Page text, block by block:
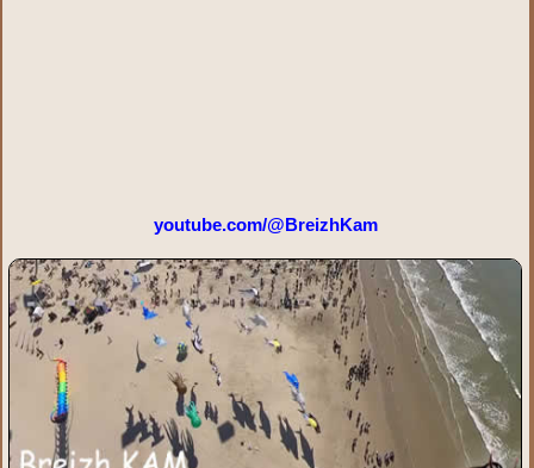
youtube.com/@BreizhKam